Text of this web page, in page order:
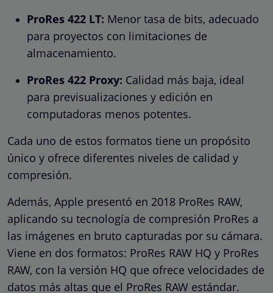
ProRes 422 LT: Menor tasa de bits, adecuado
para proyectos con limitaciones de
almacenamiento.
ProRes 422 Proxy: Calidad más baja, ideal
para previsualizaciones y edición en
computadoras menos potentes.
Cada uno de estos formatos tiene un propósito
único y ofrece diferentes niveles de calidad y
compresión.
Además, Apple presentó en 2018 ProRes RAW,
aplicando su tecnología de compresión ProRes a
las imágenes en bruto capturadas por su cámara.
Viene en dos formatos: ProRes RAW HQ y ProRes
RAW, con la versión HQ que ofrece velocidades de
datos más altas que el ProRes RAW estándar.